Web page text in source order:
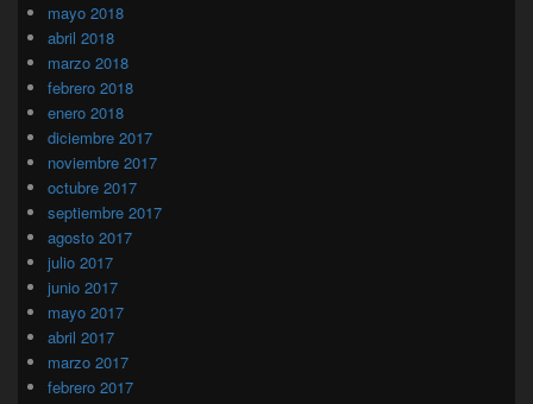
mayo 2018
abril 2018
marzo 2018
febrero 2018
enero 2018
diciembre 2017
noviembre 2017
octubre 2017
septiembre 2017
agosto 2017
julio 2017
junio 2017
mayo 2017
abril 2017
marzo 2017
febrero 2017